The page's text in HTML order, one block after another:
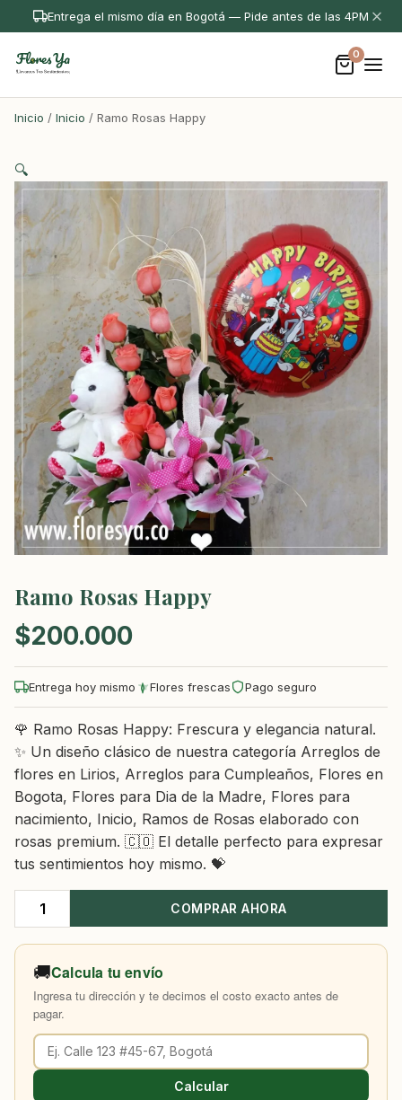
Entrega el mismo día en Bogotá — Pide antes de las 4PM
0
Inicio / Inicio / Ramo Rosas Happy
🔍
Ramo Rosas Happy
$200.000
Entrega hoy mismo Flores frescas Pago seguro
🌹 Ramo Rosas Happy: Frescura y elegancia natural.
✨ Un diseño clásico de nuestra categoría Arreglos de
flores en Lirios, Arreglos para Cumpleaños, Flores en
Bogota, Flores para Dia de la Madre, Flores para
nacimiento, Inicio, Ramos de Rosas elaborado con
rosas premium. 🇨🇴 El detalle perfecto para expresar
tus sentimientos hoy mismo. 💝
Ramo
Rosas
Happy
COMPRAR AHORA
🚚Calcula tu envío
Ingresa tu dirección y te decimos el costo exacto antes de
pagar.
Calcular